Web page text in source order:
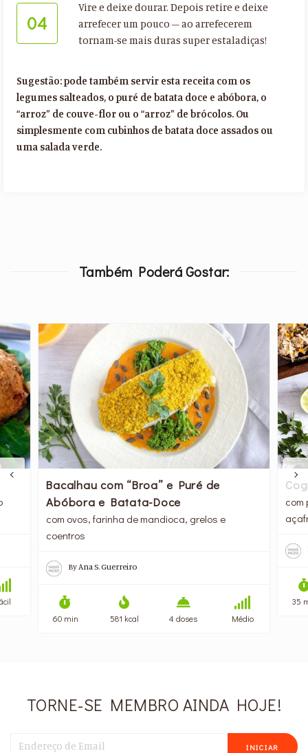
04
Vire e deixe dourar. Depois retire e deixe
arrefecer um pouco – ao arrefecerem
tornam-se mais duras super estaladiças!
Sugestão: pode também servir esta receita com os
legumes salteados, o puré de batata doce e abóbora, o
“arroz” de couve-flor ou o “arroz” de brócolos. Ou
simplesmente com cubinhos de batata doce assados ou
uma salada verde.
Também Poderá Gostar:
Bacalhau com “Broa” e Puré de
Abóbora e Batata-Doce
com ovos, farinha de mandioca, grelos e
coentros
By Ana S. Guerreiro
60 min 581 kcal 4 doses Médio
com
35
TORNE-SE MEMBRO AINDA HOJE!
INICIAR